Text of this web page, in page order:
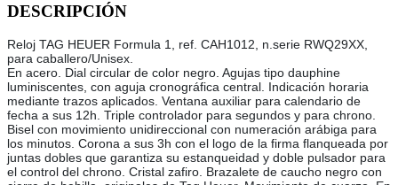
DESCRIPCIÓN
Reloj TAG HEUER Formula 1, ref. CAH1012, n.serie RWQ29XX,
para caballero/Unisex.
En acero. Dial circular de color negro. Agujas tipo dauphine
luminiscentes, con aguja cronográfica central. Indicación horaria
mediante trazos aplicados. Ventana auxiliar para calendario de
fecha a sus 12h. Triple controlador para segundos y para chrono.
Bisel con movimiento unidireccional con numeración arábiga para
los minutos. Corona a sus 3h con el logo de la firma flanqueada por
juntas dobles que garantiza su estanqueidad y doble pulsador para
el control del chrono. Cristal zafiro. Brazalete de caucho negro con